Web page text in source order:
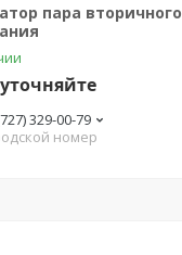
пара вторичного
329-00-79
номер